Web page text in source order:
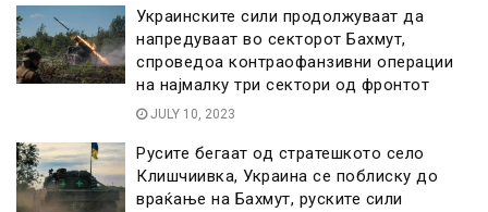
Украинските сили продолжуваат да
напредуваат во секторот Бахмут,
спроведоа контраофанзивни операции
на најмалку три сектори од фронтот
JULY 10, 2023
Русите бегаат од стратешкото село
Клишчиивка, Украина се поблиску до
враќање на Бахмут, руските сили